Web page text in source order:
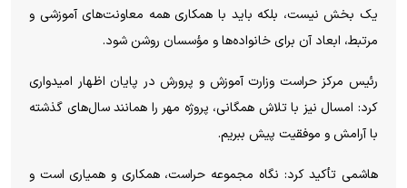
یک بخش نیست، بلکه باید با همکاری همه معاونت‌های آموزشی و
مرتبط، ابعاد آن برای خانواده‌ها و مؤسسان روشن شود.
رئیس مرکز حراست وزارت آموزش و پرورش در پایان اظهار امیدواری
کرد: امسال نیز با تلاش همگانی، پروژه مهر را همانند سال‌های گذشته
با آرامش و موفقیت پیش ببریم.
هاشمی تأکید کرد: نگاه مجموعه حراست، همکاری و همیاری است و